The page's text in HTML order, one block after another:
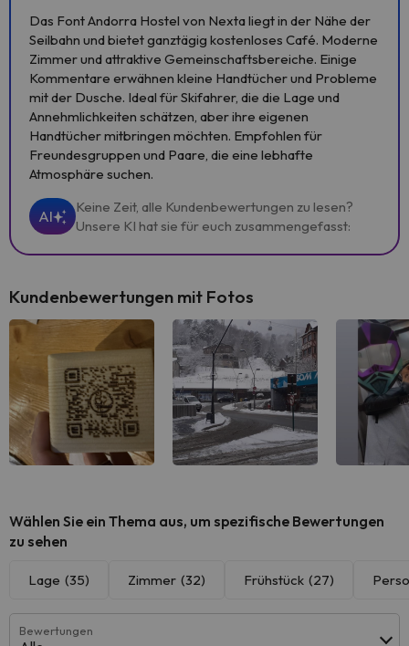
Das Font Andorra Hostel von Nexta liegt in der Nähe der
Seilbahn und bietet ganztägig kostenloses Café. Moderne
Zimmer und attraktive Gemeinschaftsbereiche. Einige
Kommentare erwähnen kleine Handtücher und Probleme
mit der Dusche. Ideal für Skifahrer, die die Lage und
Annehmlichkeiten schätzen, aber ihre eigenen
Handtücher mitbringen möchten. Empfohlen für
Freundesgruppen und Paare, die eine lebhafte
Atmosphäre suchen.
AI
Keine Zeit, alle Kundenbewertungen zu lesen?
Unsere KI hat sie für euch zusammengefasst:
Kundenbewertungen mit Fotos
Wählen Sie ein Thema aus, um spezifische Bewertungen
zu sehen
Lage (35) Zimmer (32) Frühstück (27)
Bewertungen